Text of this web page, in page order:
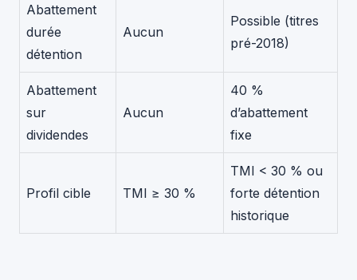
Abattement
durée
détention
Aucun
Possible (titres
pré-2018)
Abattement
sur
dividendes
Aucun
40 %
d’abattement
fixe
Profil cible TMI ≥ 30 %
TMI < 30 % ou
forte détention
historique